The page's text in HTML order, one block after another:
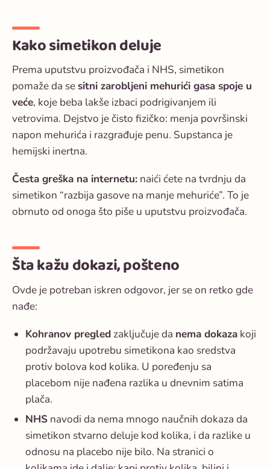
Kako simetikon deluje
Prema uputstvu proizvođača i NHS, simetikon
pomaže da sesitni zarobljeni mehurići gasa spoje u
veće, koje beba lakše izbaci podrigivanjem ili
vetrovima. Dejstvo je čisto fizičko: menja površinski
napon mehurića i razgrađuje penu. Supstanca je
hemijski inertna.
Česta greška na internetu: naići ćete na tvrdnju da
simetikon “razbija gasove na manje mehuriće”. To je
obrnuto od onoga što piše u uputstvu proizvođača.
Šta kažu dokazi, pošteno
Ovde je potreban iskren odgovor, jer se on retko gde
nađe:
Kohranov pregled zaključuje da nema dokaza koji
podržavaju upotrebu simetikona kao sredstva
protiv bolova kod kolika. U poređenju sa
placebom nije nađena razlika u dnevnim satima
plača.
NHS navodi da nema mnogo naučnih dokaza da
simetikon stvarno deluje kod kolika, i da razlike u
odnosu na placebo nije bilo. Na stranici o